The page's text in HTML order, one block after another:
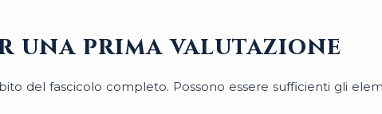
una prima valutazione
del fascicolo completo. Possono essere sufficienti gli